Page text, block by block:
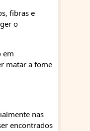
fibras e
o
em
matar a fome
nas
encontrados